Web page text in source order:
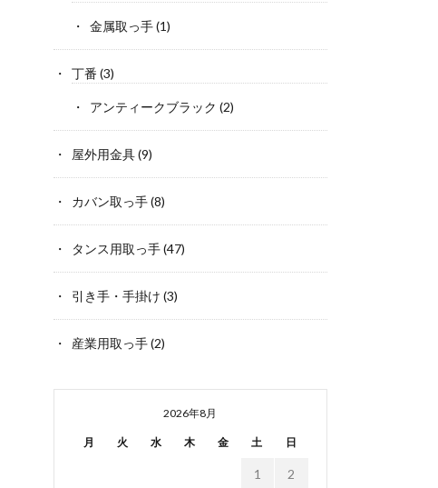
金属取っ手(1)
丁番 (3)
アンティークブラック (2)
屋外用金具(9)
カバン取っ手(8)
タンス用取っ手(47)
引き手・手掛け (3)
産業用取っ手(2)
2026年8月
月 火 水 木 金 土 日
1 2